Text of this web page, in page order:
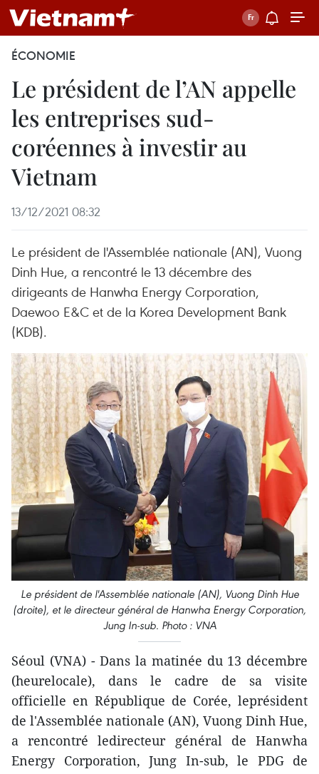
ÉCONOMIE
Le président de l’AN appelle
les entreprises sud-
coréennes à investir au
Vietnam
13/12/2021 08:32
Le président de l'Assemblée nationale (AN), Vuong
Dinh Hue, a rencontré le 13 décembre des
dirigeants de Hanwha Energy Corporation,
Daewoo E&C et de la Korea Development Bank
(KDB).
Le président de l'Assemblée nationale (AN), Vuong Dinh Hue
(droite), et le directeur général de Hanwha Energy Corporation,
Jung In-sub. Photo : VNA
Séoul (VNA) - Dans la matinée du 13 décembre
(heurelocale), dans le cadre de sa visite
officielle en République de Corée, leprésident
de l'Assemblée nationale (AN), Vuong Dinh Hue,
a rencontré ledirecteur général de Hanwha
Energy Corporation, Jung In-sub, le PDG de